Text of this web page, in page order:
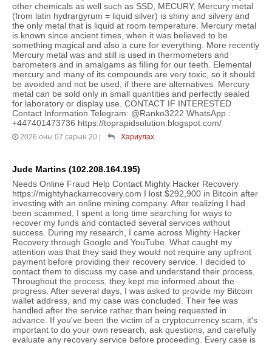
other chemicals as well such as SSD, MECURY, Mercury metal
(from latin hydrargyrum = liquid silver) is shiny and silvery and
the only metal that is liquid at room temperature. Mercury metal
is known since ancient times, when it was believed to be
something magical and also a cure for everything. More recently
Mercury metal was and still is used in thermometers and
barometers and in amalgams as filling for our teeth. Elemental
mercury and many of its compounds are very toxic, so it should
be avoided and not be used, if there are alternatives. Mercury
metal can be sold only in small quantities and perfectly sealed
for laboratory or display use. CONTACT IF INTERESTED
Contact Information Telegram: @Ranko3222 WhatsApp :
+447401473736 https://toprapidsolution.blogspot.com/
2026 оны 07 сарын 20 | Хариулах
Jude Martins (102.208.164.195)
Needs Online Fraud Help Contact Mighty Hacker Recovery
https://mightyhackarrecovery.com I lost $292,900 in Bitcoin after
investing with an online mining company. After realizing I had
been scammed, I spent a long time searching for ways to
recover my funds and contacted several services without
success. During my research, I came across Mighty Hacker
Recovery through Google and YouTube. What caught my
attention was that they said they would not require any upfront
payment before providing their recovery service. I decided to
contact them to discuss my case and understand their process.
Throughout the process, they kept me informed about the
progress. After several days, I was asked to provide my Bitcoin
wallet address, and my case was concluded. Their fee was
handled after the service rather than being requested in
advance. If you've been the victim of a cryptocurrency scam, it's
important to do your own research, ask questions, and carefully
evaluate any recovery service before proceeding. Every case is